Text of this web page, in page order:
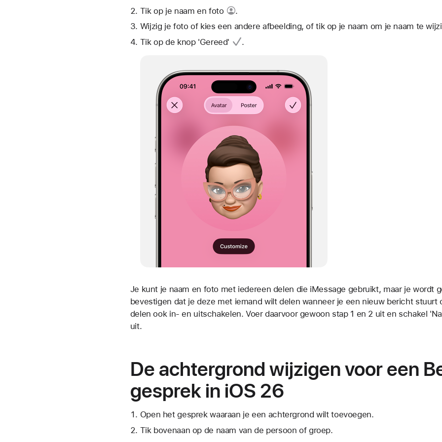
Tik op je naam en foto
.
Wijzig je foto of kies een andere afbeelding, of tik op je naam om je naam te
Tik op de knop 'Gereed' .
Je kunt je naam en foto met iedereen delen die iMessage gebruikt, maar je wordt
bevestigen dat je deze met iemand wilt delen wanneer je een nieuw bericht stuurt
delen ook in- en uitschakelen. Voer daarvoor gewoon stap 1 en 2 uit en schakel
uit.
De achtergrond wijzigen voor een
gesprek in iOS 26
Open het gesprek waaraan je een achtergrond wilt toevoegen.
Tik bovenaan op de naam van de persoon of groep.